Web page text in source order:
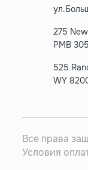
275
PMB
525
WY
Все права
Условия